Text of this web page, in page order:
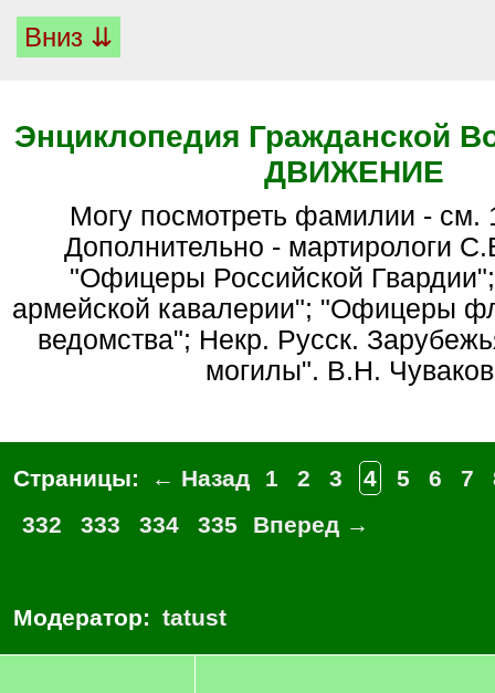
Вниз ⇊
Энциклопедия Гражданской
ДВИЖЕНИЕ
Могу посмотреть фамилии - см.
Дополнительно - мартирологи
"Офицеры Российской
армейской кавалерии"; "Офицеры
ведомства"; Некр. Русск.
могилы". В.Н.
Страницы: ← Назад 1 2 3 4 5 6 7
332
333 334 335 Вперед →
Модератор: tatust